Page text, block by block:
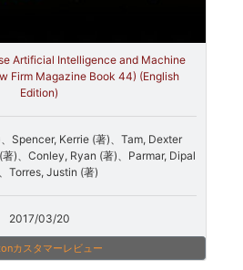
Artificial Intelligence and Machine
Firm Magazine Book 44) (English
Edition)
Spencer, Kerrie (著)、Tam, Dexter
)、Conley, Ryan (著)、Parmar, Dipal
Torres, Justin (著)
2017/03/20
カスタマーレビュー